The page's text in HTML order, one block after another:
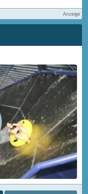
Anzeige